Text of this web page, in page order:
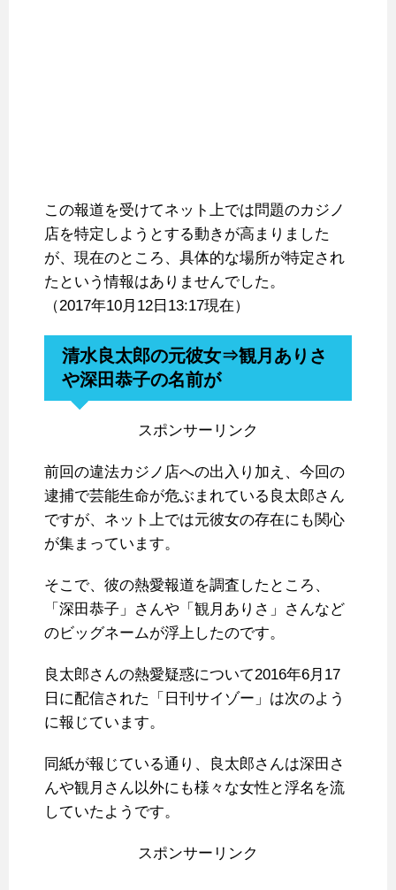
この報道を受けてネット上では問題のカジノ
店を特定しようとする動きが高まりました
が、現在のところ、具体的な場所が特定され
たという情報はありませんでした。
（2017年10月12日13:17現在）
清水良太郎の元彼女⇒観月ありさ
や深田恭子の名前が
スポンサーリンク
前回の違法カジノ店への出入り加え、今回の
逮捕で芸能生命が危ぶまれている良太郎さん
ですが、ネット上では元彼女の存在にも関心
が集まっています。
そこで、彼の熱愛報道を調査したところ、
「深田恭子」さんや「観月ありさ」さんなど
のビッグネームが浮上したのです。
良太郎さんの熱愛疑惑について2016年6月17
日に配信された「日刊サイゾー」は次のよう
に報じています。
同紙が報じている通り、良太郎さんは深田さ
んや観月さん以外にも様々な女性と浮名を流
していたようです。
スポンサーリンク